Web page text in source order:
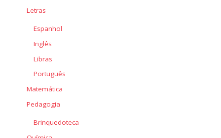
Letras
Espanhol
Inglês
Libras
Português
Matemática
Pedagogia
Brinquedoteca